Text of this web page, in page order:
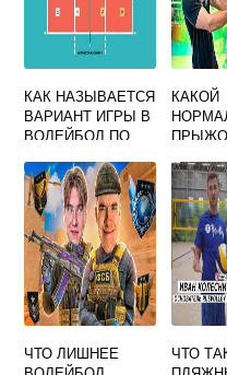
КАК НАЗЫВАЕТСЯ
ВАРИАНТ ИГРЫ В
ВОЛЕЙБОЛ ПО
ПРАВИЛАМ
КАКОЙ
ЧТО ЛИШНЕЕ
ЧТО